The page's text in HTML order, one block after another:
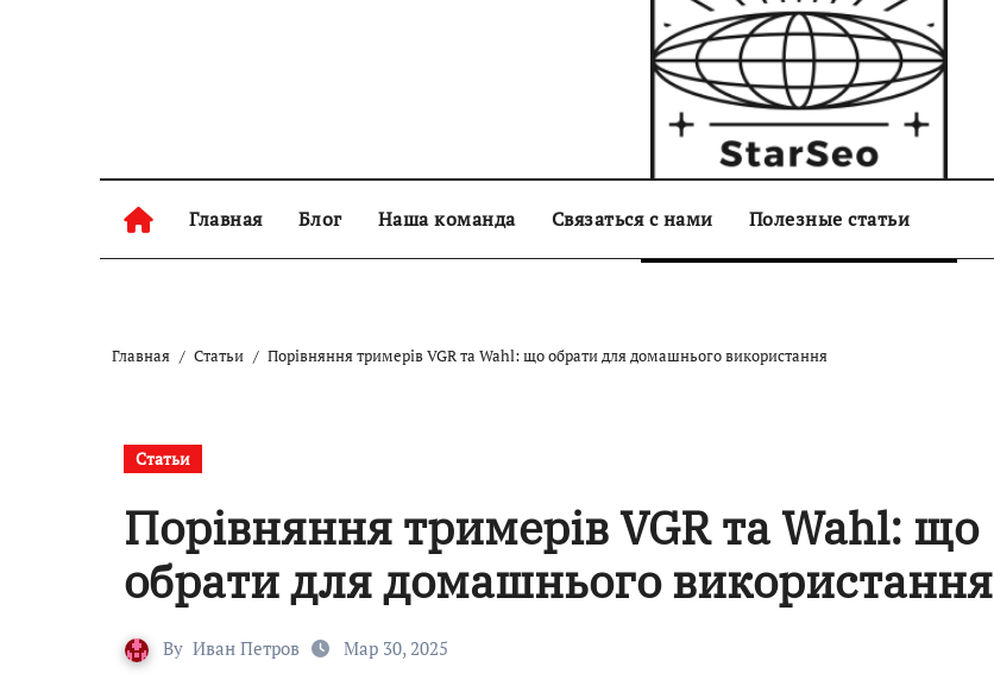
starseo.com.ua
Главная Блог Наша команда Связаться с нами Полезные статьи
Главная Статьи Порівняння тримерів VGR та Wahl: що обрати для домашнього використання
Статьи
Порівняння тримерів VGR та Wahl: що
обрати для домашнього використання
By Иван Петров Мар 30, 2025